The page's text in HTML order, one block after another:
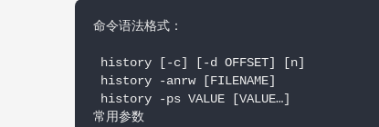
命令语法格式：
history [-c] [-d OFFSET] [n]
history -anrw [FILENAME]
history -ps VALUE [VALUE…]
常用参数